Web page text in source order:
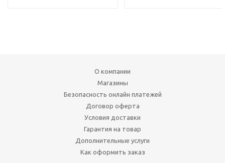
О компании
Магазины
Безопасность онлайн платежей
Договор оферта
Условия доставки
Гарантия на товар
Дополнительные услуги
Как оформить заказ